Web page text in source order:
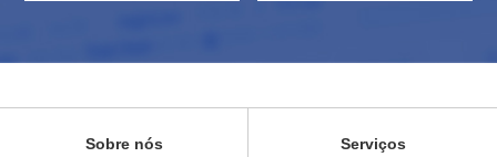
Sobre nós Serviços